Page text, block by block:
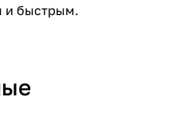
и быстрым.